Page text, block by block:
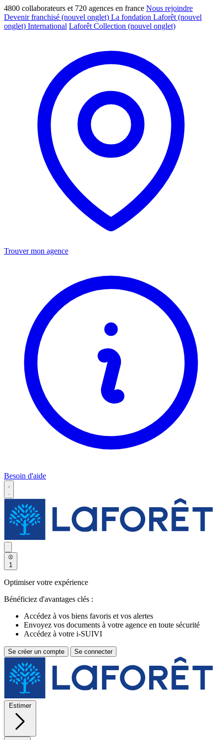
4800 collaborateurs et 720 agences en france Nous rejoindre
Devenir franchisé (nouvel onglet) La fondation Laforêt (nouvel
onglet) International Laforêt Collection (nouvel onglet)
Trouver mon agence
Besoin d'aide
1
Optimiser votre expérience
Bénéficiez d'avantages clés :
Accédez à vos biens favoris et vos alertes
Envoyez vos documents à votre agence en toute sécurité
Accédez à votre i-SUIVI
Se créer un compte Se connecter
Estimer